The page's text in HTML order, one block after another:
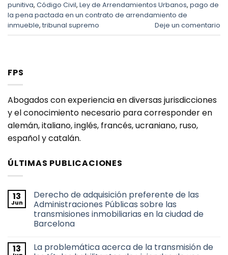
punitiva, Código Civil, Ley de Arrendamientos Urbanos, pago de
la pena pactada en un contrato de arrendamiento de
inmueble, tribunal supremo Deje un comentario
FPS
Abogados con experiencia en diversas jurisdicciones
y el conocimiento necesario para corresponder en
alemán, italiano, inglés, francés, ucraniano, ruso,
español y catalán.
ÚLTIMAS PUBLICACIONES
13
Jun
Derecho de adquisición preferente de las
Administraciones Públicas sobre las
transmisiones inmobiliarias en la ciudad de
Barcelona
comentarios
13
La problemática acerca de la transmisión de